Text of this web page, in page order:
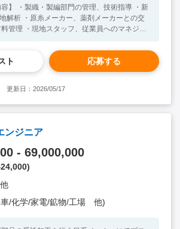
解析 ・原糸メーカー、薬剤メーカーとの交
管理 ・現地スタッフ、従業員へのマネジメ
程の管理経験 ・製織または製編の生産設備
話レベルでの英語力 ・海外（特にベトナ
ト 応募する
更新日：2026/05/17
ンジニア
- 69,000,000
車/化学/家電/鉱物/工場 他)